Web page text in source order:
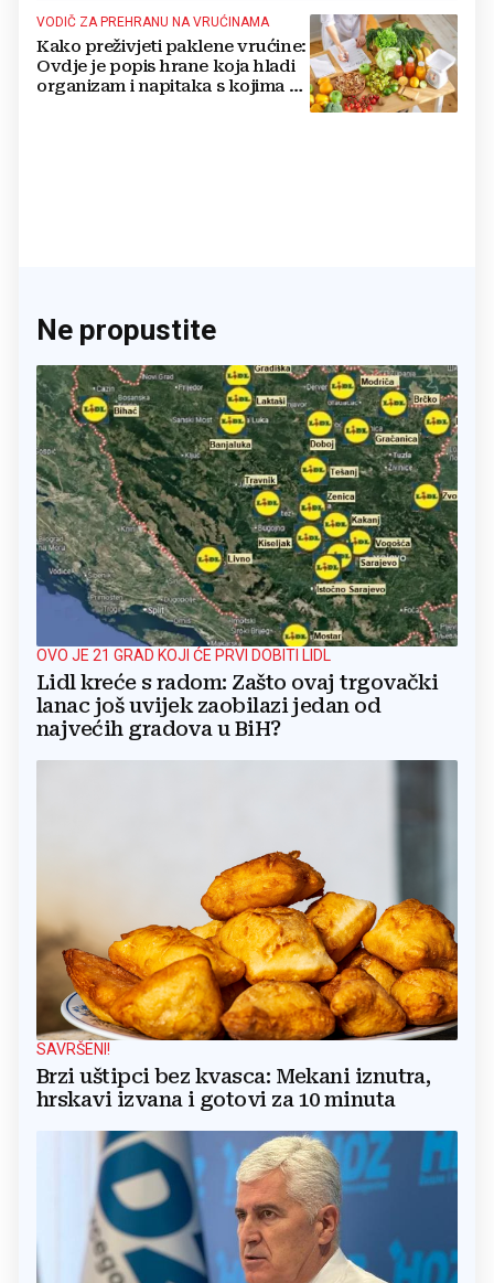
VODIČ ZA PREHRANU NA VRUĆINAMA
Kako preživjeti paklene vrućine:
Ovdje je popis hrane koja hladi
organizam i napitaka s kojima si
Ne propustite
OVO JE 21 GRAD KOJI ĆE PRVI DOBITI LIDL
Lidl kreće s radom: Zašto ovaj trgovački
lanac još uvijek zaobilazi jedan od
najvećih gradova u BiH?
SAVRŠENI!
Brzi uštipci bez kvasca: Mekani iznutra,
hrskavi izvana i gotovi za 10 minuta